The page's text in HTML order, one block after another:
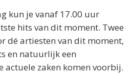
kun je vanaf 17.00 uur
hits van dit moment. Twee
dé artiesten van dit moment,
en natuurlijk een
actuele zaken komen voorbij.